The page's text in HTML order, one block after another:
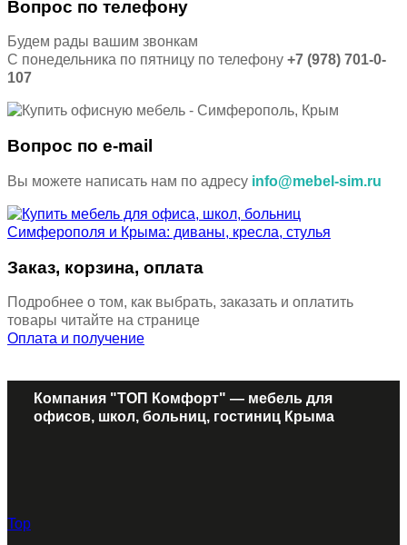
Вопрос по телефону
Будем рады вашим звонкам
С понедельника по пятницу по телефону +7 (978) 701-0-
107
Вопрос по e-mail
Вы можете написать нам по адресу info@mebel-sim.ru
Заказ, корзина, оплата
Подробнее о том, как выбрать, заказать и оплатить
товары читайте на странице
Оплата и получение
Компания "ТОП Комфорт" — мебель для
офисов, школ, больниц, гостиниц Крыма
Top